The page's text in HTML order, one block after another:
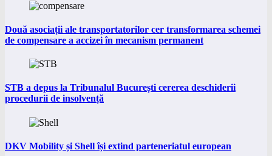
Două asociații ale transportatorilor cer transformarea schemei
de compensare a accizei în mecanism permanent
STB a depus la Tribunalul București cererea deschiderii
procedurii de insolvență
DKV Mobility și Shell își extind parteneriatul european